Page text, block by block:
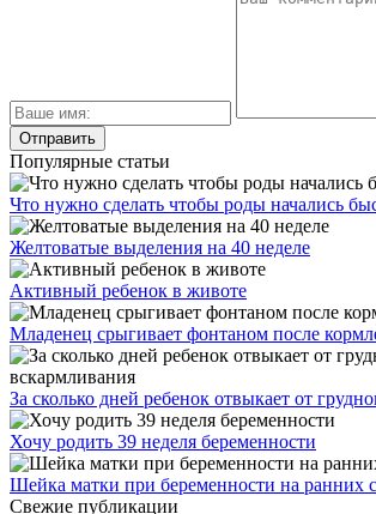
Популярные статьи
Что нужно сделать чтобы роды начались
Желтоватые выделения на 40 неделе
Активный ребенок в животе
Младенец срыгивает фонтаном после
За сколько дней ребенок отвыкает от
Хочу родить 39 неделя беременности
Шейка матки при беременности на ранних
Свежие публикации